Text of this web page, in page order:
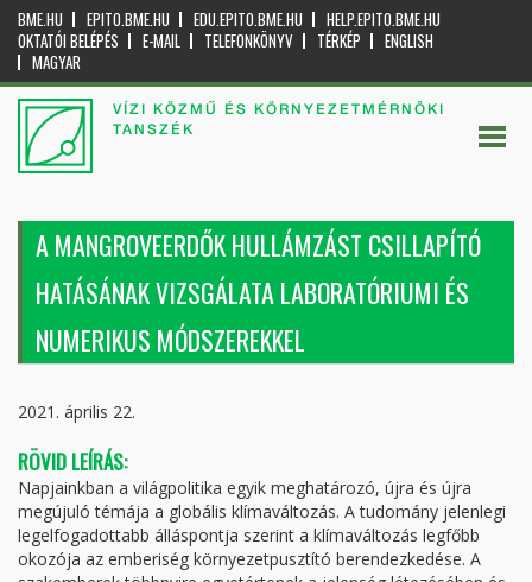
BME.HU EPITO.BME.HU EDU.EPITO.BME.HU
HELP.EPITO.BME.HU
OKTATÓI BELÉPÉS
E-MAIL TELEFONKÖNYV TÉRKÉP
ENGLISH
MAGYAR
VÍZI KÖZMŰ ÉS KÖRNYEZETMÉRNÖKI
TANSZÉK
A MANGROVEERDŐK HULLÁMZÁST CSILLAPÍTÓ
HATÁSÁNAK VIZSGÁLATA LABORATÓRIUMI ÉS
NUMERIKUS MÓDSZEREKKEL
2021. április 22.
RÖVID LEÍRÁS:
Napjainkban a világpolitika egyik meghatározó, újra és újra
megújuló témája a globális klímaváltozás. A tudomány jelenlegi
legelfogadottabb álláspontja szerint a klímaváltozás legfőbb
okozója az emberiség környezetpusztító berendezkedése. A